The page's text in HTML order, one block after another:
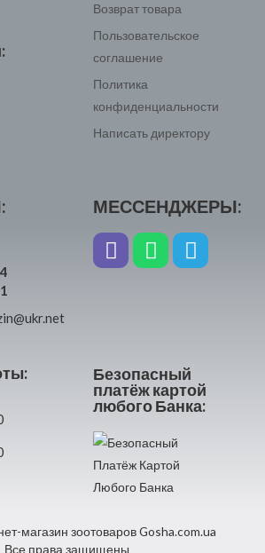
Возврат товара
Пользовательское
соглашение
Политика
конфиденциальности
Написать директору
МЕССЕНДЖЕРЫ:
Безопасный
платёж картой
любого Банка:
магазин зоотоваров Gosha.com.ua
Все права защищены